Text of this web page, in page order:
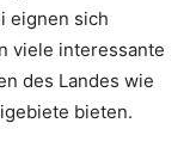
eignen sich
viele interessante
des Landes wie
bieten.